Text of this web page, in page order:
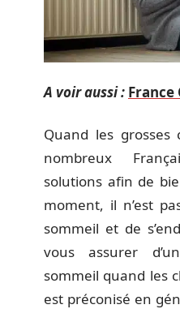
A voir aussi : France
Quand les
nombreux
solutions afin de
moment, il n’est
sommeil et de
vous assurer
sommeil quand les
est préconisé en